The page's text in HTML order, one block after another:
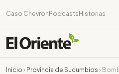
Caso Chevron Podcasts Historias
Inicio › Provincia de Sucumbíos ›